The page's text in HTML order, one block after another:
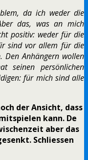
da ich weder die
das, was an mich
positiv: weder für die
sind vor allem für die
Den Anhängern wollen
seinen persönlichen
für mich sind alle
der Ansicht, dass
kann. De
aber das
Schliessen